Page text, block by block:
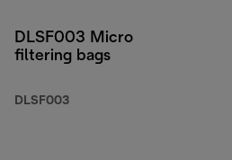
DLSF003 Micro
filtering bags
DLSF003